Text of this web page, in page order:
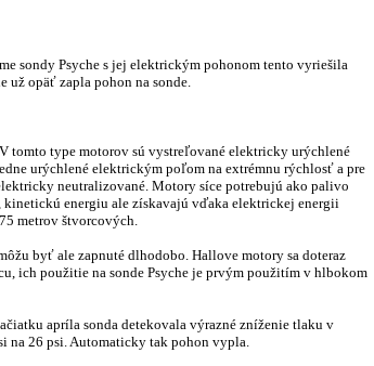
sondy Psyche s jej elektrickým pohonom tento vyriešila
už opäť zapla pohon na sonde.
tomto type motorov sú vystreľované elektricky urýchlené
urýchlené elektrickým poľom na extrémnu rýchlosť a pre
neutralizované. Motory síce potrebujú ako palivo
kinetickú energiu ale získavajú vďaka elektrickej energii
metrov štvorcových.
byť ale zapnuté dlhodobo. Hallove motory sa doteraz
ich použitie na sonde Psyche je prvým použitím v hlbokom
apríla sonda detekovala výrazné zníženie tlaku v
na 26 psi. Automaticky tak pohon vypla.